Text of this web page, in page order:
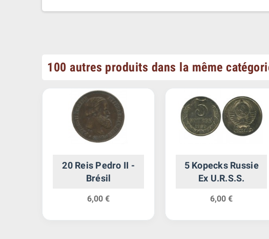
100 autres produits dans la même
20 Reis Pedro II -
Brésil
6,00 €
5 Kopecks Russie
Ex U.R.S.S.
6,00 €